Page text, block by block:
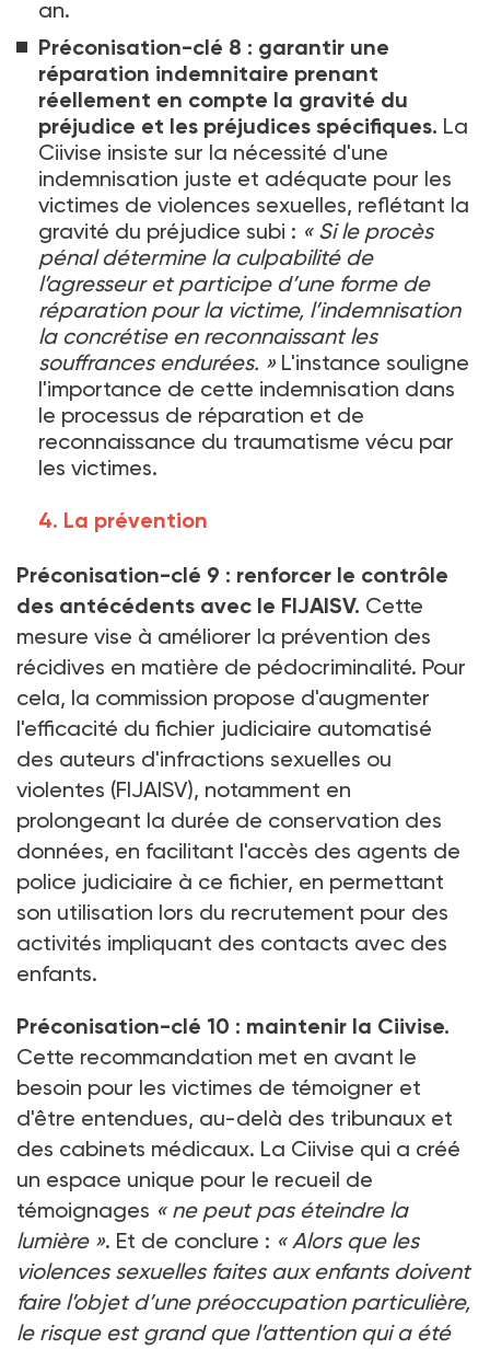
an.
Préconisation-clé 8 : garantir une
réparation indemnitaire prenant
réellement en compte la gravité du
préjudice et les préjudices spécifiques. La
Ciivise insiste sur la nécessité d'une
indemnisation juste et adéquate pour les
victimes de violences sexuelles, reflétant la
gravité du préjudice subi : « Si le procès
pénal détermine la culpabilité de
l’agresseur et participe d’une forme de
réparation pour la victime, l’indemnisation
la concrétise en reconnaissant les
souffrances endurées. »L'instance souligne
l'importance de cette indemnisation dans
le processus de réparation et de
reconnaissance du traumatisme vécu par
les victimes.
4. La prévention
Préconisation-clé 9 : renforcer le contrôle
des antécédents avec le FIJAISV. Cette
mesure vise à améliorer la prévention des
récidives en matière de pédocriminalité. Pour
cela, la commission propose d'augmenter
l'efficacité du fichier judiciaire automatisé
des auteurs d'infractions sexuelles ou
violentes (FIJAISV), notamment en
prolongeant la durée de conservation des
données, en facilitant l'accès des agents de
police judiciaire à ce fichier, en permettant
son utilisation lors du recrutement pour des
activités impliquant des contacts avec des
enfants.
Préconisation-clé 10 : maintenir la Ciivise.
Cette recommandation met en avant le
besoin pour les victimes de témoigner et
d'être entendues, au-delà des tribunaux et
des cabinets médicaux. La Ciivise qui a créé
un espace unique pour le recueil de
témoignages « ne peut pas éteindre la
lumière ». Et de conclure : « Alors que les
violences sexuelles faites aux enfants doivent
faire l’objet d’une préoccupation particulière,
le risque est grand que l’attention qui a été